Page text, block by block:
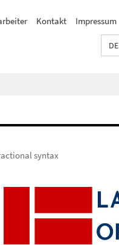
Kontakt Impressum
DE
syntax